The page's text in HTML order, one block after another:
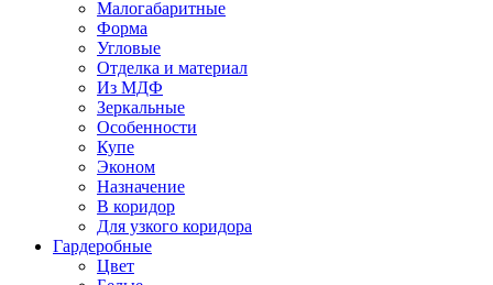
Малогабаритные
Форма
Угловые
Отделка и материал
Из МДФ
Зеркальные
Особенности
Купе
Эконом
Назначение
В коридор
Для узкого коридора
Гардеробные
Цвет